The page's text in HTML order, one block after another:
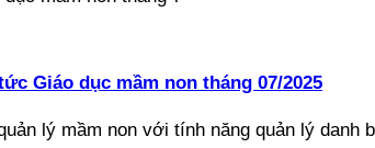
Giáo dục mầm non tháng 07/2025